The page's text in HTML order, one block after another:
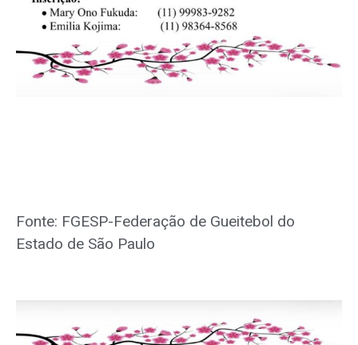
Fonte: FGESP-Federação de Gueitebol do
Estado de São Paulo